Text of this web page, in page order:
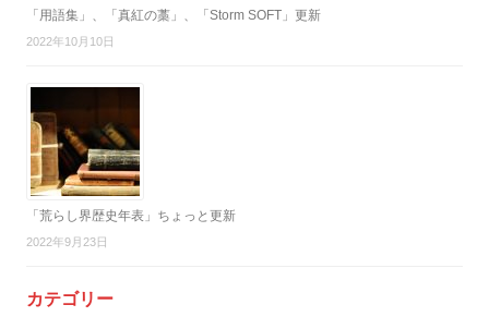
「用語集」、「真紅の藁」、「Storm SOFT」更新
2022年10月10日
「荒らし界歴史年表」ちょっと更新
2022年9月23日
カテゴリー